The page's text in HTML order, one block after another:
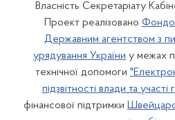
Власність Секретаріату
Проект реалізовано
Державним агентством з
урядування України у межах
технічної допомоги
підзвітності влади та
фінансової підтримки